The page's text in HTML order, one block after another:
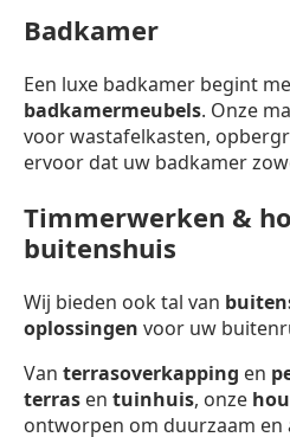
Badkamer
Een luxe badkamer begint
badkamermeubels. Onze
voor wastafelkasten,
ervoor dat uw badkamer
Timmerwerken &
buitenshuis
Wij bieden ook tal van
oplossingen voor uw
Van terrasoverkapping en
terras en tuinhuis, onze
ontworpen om duurzaam en